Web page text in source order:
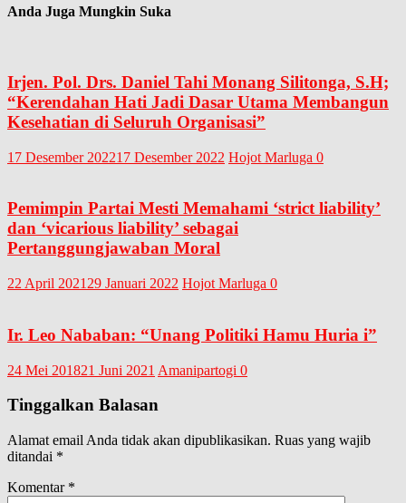
Anda Juga Mungkin Suka
Irjen. Pol. Drs. Daniel Tahi Monang Silitonga, S.H;
“Kerendahan Hati Jadi Dasar Utama Membangun
Kesehatian di Seluruh Organisasi”
17 Desember 202217 Desember 2022 Hojot Marluga 0
Pemimpin Partai Mesti Memahami ‘strict liability’
dan ‘vicarious liability’ sebagai
Pertanggungjawaban Moral
22 April 2021 29 Januari 2022 Hojot Marluga 0
Ir. Leo Nababan: “Unang Politiki Hamu Huria i”
24 Mei 201821 Juni 2021 Amanipartogi 0
Tinggalkan Balasan
Alamat email Anda tidak akan dipublikasikan. Ruas yang wajib
ditandai *
Komentar *